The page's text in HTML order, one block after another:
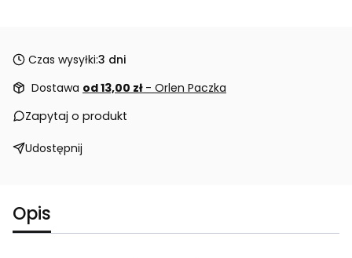
Czas wysyłki:3 dni
Dostawa od 13,00 zł - Orlen Paczka
Zapytaj o produkt
Udostępnij
Opis